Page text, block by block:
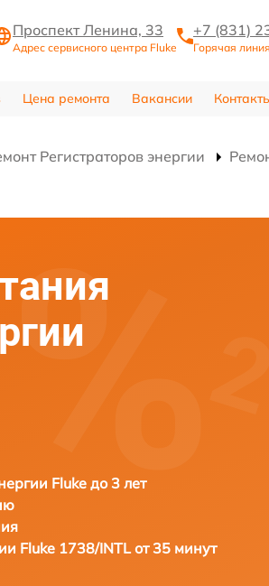
Проспект Ленина, 33
Адрес сервисного центра Fluke
+7 (831)
Горячая линия
Цена ремонта Вакансии
Регистраторов энергии
Fluke до 3 лет
Fluke 1738/INTL от 35 минут